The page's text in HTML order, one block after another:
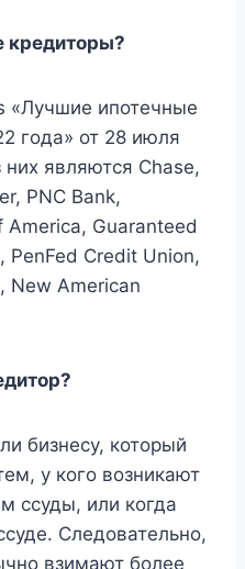
кредиторы?
«Лучшие ипотечные
года» от 28 июля
являются Chase,
PNC Bank,
America, Guaranteed
PenFed Credit Union,
New American
бизнесу, который
у кого возникают
ссуды, или когда
Следовательно,
взимают более